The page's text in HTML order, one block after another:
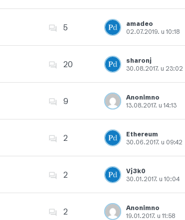
Dodajte u favorite
5
amadeo
02.07.2019. u 10:18
Dodajte u favorite
20
sharonj
30.08.2017. u 23:02
Dodajte u favorite
9
Anonimno
13.08.2017. u 14:13
Dodajte u favorite
2
Ethereum
30.06.2017. u 09:42
Dodajte u favorite
2
Vj3k0
30.01.2017. u 10:04
Dodajte u favorite
2
Anonimno
19.01.2017. u 11:58